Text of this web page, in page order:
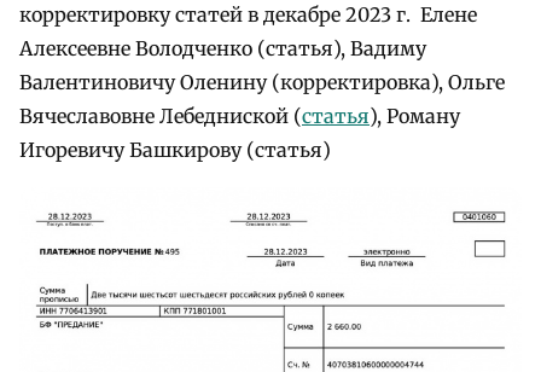
корректировку статей в декабре 2023 г. Елене
Алексеевне Володченко (статья), Вадиму
Валентиновичу Оленину (корректировка), Ольге
Вячеславовне Лебедниской (статья), Роману
Игоревичу Башкирову (статья)